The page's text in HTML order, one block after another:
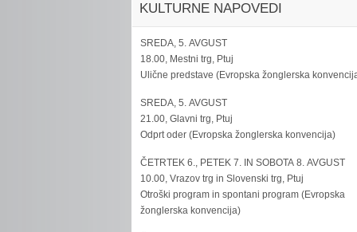
KULTURNE NAPOVEDI
SREDA, 5. AVGUST
18.00, Mestni trg, Ptuj
Ulične predstave (Evropska žonglerska
SREDA, 5. AVGUST
21.00, Glavni trg, Ptuj
Odprt oder (Evropska žonglerska konvencija)
ČETRTEK 6., PETEK 7. IN SOBOTA 8. AVGUST
10.00, Vrazov trg in Slovenski trg, Ptuj
Otroški program in spontani program (Evropska
žonglerska konvencija)